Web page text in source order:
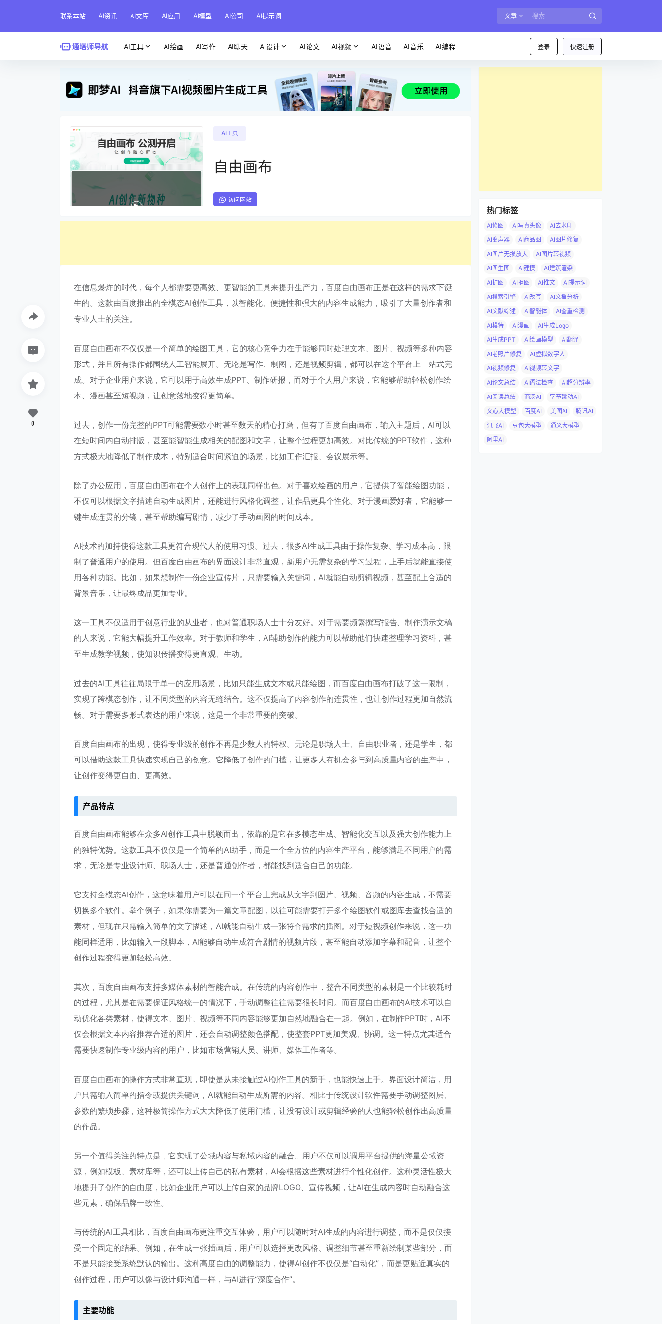
联系本站 AI资讯 AI文库 AI应用 AI模型 AI公司 AI提示词 文章
登录 快速注册
AI工具 AI绘画 AI写作 AI聊天 AI设计 AI论文 AI视频 AI语音 AI音乐 AI编程
AI工具
自由画布
访问网站
在信息爆炸的时代，每个人都需要更高效、更智能的工具来提升生产力，百度自由画布正是在这样的需求下诞
生的。这款由百度推出的全模态AI创作工具，以智能化、便捷性和强大的内容生成能力，吸引了大量创作者和
专业人士的关注。
百度自由画布不仅仅是一个简单的绘图工具，它的核心竞争力在于能够同时处理文本、图片、视频等多种内容
形式，并且所有操作都围绕人工智能展开。无论是写作、制图，还是视频剪辑，都可以在这个平台上一站式完
成。对于企业用户来说，它可以用于高效生成PPT、制作研报，而对于个人用户来说，它能够帮助轻松创作绘
本、漫画甚至短视频，让创意落地变得更简单。
过去，创作一份完整的PPT可能需要数小时甚至数天的精心打磨，但有了百度自由画布，输入主题后，AI可以
在短时间内自动排版，甚至能智能生成相关的配图和文字，让整个过程更加高效。对比传统的PPT软件，这种
方式极大地降低了制作成本，特别适合时间紧迫的场景，比如工作汇报、会议展示等。
除了办公应用，百度自由画布在个人创作上的表现同样出色。对于喜欢绘画的用户，它提供了智能绘图功能，
不仅可以根据文字描述自动生成图片，还能进行风格化调整，让作品更具个性化。对于漫画爱好者，它能够一
键生成连贯的分镜，甚至帮助编写剧情，减少了手动画图的时间成本。
AI技术的加持使得这款工具更符合现代人的使用习惯。过去，很多AI生成工具由于操作复杂、学习成本高，限
制了普通用户的使用。但百度自由画布的界面设计非常直观，新用户无需复杂的学习过程，上手后就能直接使
用各种功能。比如，如果想制作一份企业宣传片，只需要输入关键词，AI就能自动剪辑视频，甚至配上合适的
背景音乐，让最终成品更加专业。
这一工具不仅适用于创意行业的从业者，也对普通职场人士十分友好。对于需要频繁撰写报告、制作演示文稿
的人来说，它能大幅提升工作效率。对于教师和学生，AI辅助创作的能力可以帮助他们快速整理学习资料，甚
至生成教学视频，使知识传播变得更直观、生动。
过去的AI工具往往局限于单一的应用场景，比如只能生成文本或只能绘图，而百度自由画布打破了这一限制，
实现了跨模态创作，让不同类型的内容无缝结合。这不仅提高了内容创作的连贯性，也让创作过程更加自然流
畅。对于需要多形式表达的用户来说，这是一个非常重要的突破。
百度自由画布的出现，使得专业级的创作不再是少数人的特权。无论是职场人士、自由职业者，还是学生，都
可以借助这款工具快速实现自己的创意。它降低了创作的门槛，让更多人有机会参与到高质量内容的生产中，
让创作变得更自由、更高效。
产品特点
百度自由画布能够在众多AI创作工具中脱颖而出，依靠的是它在多模态生成、智能化交互以及强大创作能力上
的独特优势。这款工具不仅仅是一个简单的AI助手，而是一个全方位的内容生产平台，能够满足不同用户的需
求，无论是专业设计师、职场人士，还是普通创作者，都能找到适合自己的功能。
它支持全模态AI创作，这意味着用户可以在同一个平台上完成从文字到图片、视频、音频的内容生成，不需要
切换多个软件。举个例子，如果你需要为一篇文章配图，以往可能需要打开多个绘图软件或图库去查找合适的
素材，但现在只需输入简单的文字描述，AI就能自动生成一张符合需求的插图。对于短视频创作来说，这一功
能同样适用，比如输入一段脚本，AI能够自动生成符合剧情的视频片段，甚至能自动添加字幕和配音，让整个
创作过程变得更加轻松高效。
其次，百度自由画布支持多媒体素材的智能合成。在传统的内容创作中，整合不同类型的素材是一个比较耗时
的过程，尤其是在需要保证风格统一的情况下，手动调整往往需要很长时间。而百度自由画布的AI技术可以自
动优化各类素材，使得文本、图片、视频等不同内容能够更加自然地融合在一起。例如，在制作PPT时，AI不
仅会根据文本内容推荐合适的图片，还会自动调整颜色搭配，使整套PPT更加美观、协调。这一特点尤其适合
需要快速制作专业级内容的用户，比如市场营销人员、讲师、媒体工作者等。
百度自由画布的操作方式非常直观，即使是从未接触过AI创作工具的新手，也能快速上手。界面设计简洁，用
户只需输入简单的指令或提供关键词，AI就能自动生成所需的内容。相比于传统设计软件需要手动调整图层、
参数的繁琐步骤，这种极简操作方式大大降低了使用门槛，让没有设计或剪辑经验的人也能轻松创作出高质量
的作品。
另一个值得关注的特点是，它实现了公域内容与私域内容的融合。用户不仅可以调用平台提供的海量公域资
源，例如模板、素材库等，还可以上传自己的私有素材，AI会根据这些素材进行个性化创作。这种灵活性极大
地提升了创作的自由度，比如企业用户可以上传自家的品牌LOGO、宣传视频，让AI在生成内容时自动融合这
些元素，确保品牌一致性。
与传统的AI工具相比，百度自由画布更注重交互体验，用户可以随时对AI生成的内容进行调整，而不是仅仅接
受一个固定的结果。例如，在生成一张插画后，用户可以选择更改风格、调整细节甚至重新绘制某些部分，而
不是只能接受系统默认的输出。这种高度自由的调整能力，使得AI创作不仅仅是“自动化”，而是更贴近真实的
创作过程，用户可以像与设计师沟通一样，与AI进行“深度合作”。
主要功能
0
热门标签
AI修图 AI写真头像
AI去水印
AI变声器
AI商品图
AI图片修复
AI图片无损放大
AI图片转视频
AI图生图
AI建模
AI建筑渲染
AI扩图
AI抠图 AI推文
AI提示词
AI搜索引擎
AI改写
AI文档分析
AI文献综述
AI智能体
AI查重检测
AI模特
AI漫画
AI生成Logo
AI生成PPT
AI绘画模型
AI翻译
AI老照片修复
AI虚拟数字人
AI视频修复
AI视频转文字
AI论文总结
AI语法检查
AI超分辨率
AI阅读总结
商汤AI
字节跳动AI
文心大模型
百度AI 美图AI
腾讯AI
讯飞AI
豆包大模型
通义大模型
阿里AI